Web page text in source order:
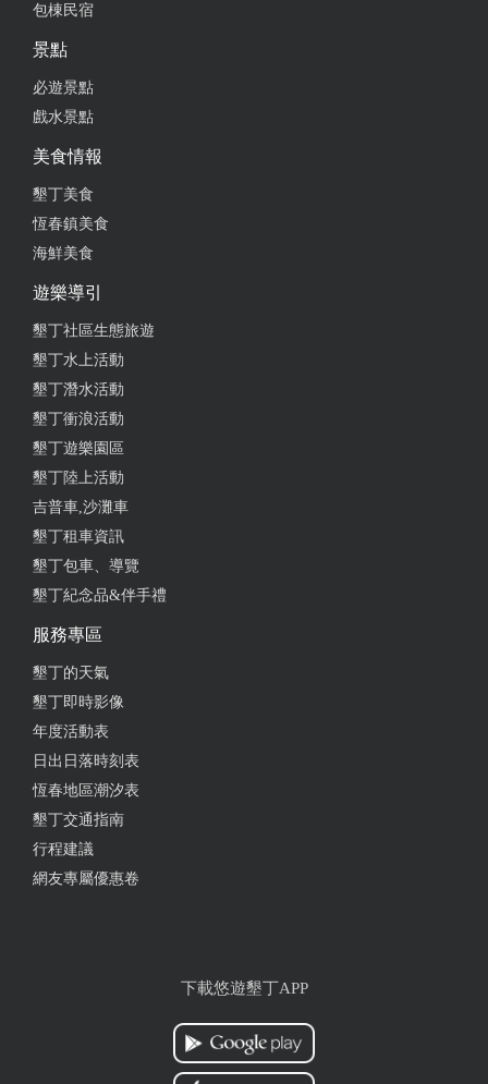
包棟民宿
景點
必遊景點
戲水景點
美食情報
墾丁美食
恆春鎮美食
海鮮美食
遊樂導引
墾丁社區生態旅遊
墾丁水上活動
墾丁潛水活動
墾丁衝浪活動
墾丁遊樂園區
墾丁陸上活動
吉普車,沙灘車
墾丁租車資訊
墾丁包車、導覽
墾丁紀念品&伴手禮
服務專區
墾丁的天氣
墾丁即時影像
年度活動表
日出日落時刻表
恆春地區潮汐表
墾丁交通指南
行程建議
網友專屬優惠卷
下載悠遊墾丁APP